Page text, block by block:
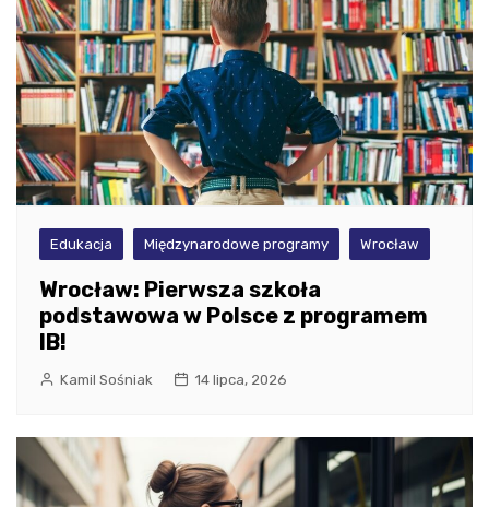
Edukacja Międzynarodowe programy Wrocław
Wrocław: Pierwsza szkoła
podstawowa w Polsce z programem
IB!
Kamil Sośniak 14 lipca, 2026